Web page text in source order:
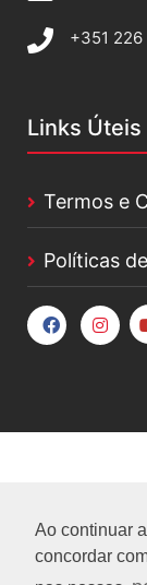
Ao continuar
concordar
+351 226
Links Úteis
Termos e
Políticas